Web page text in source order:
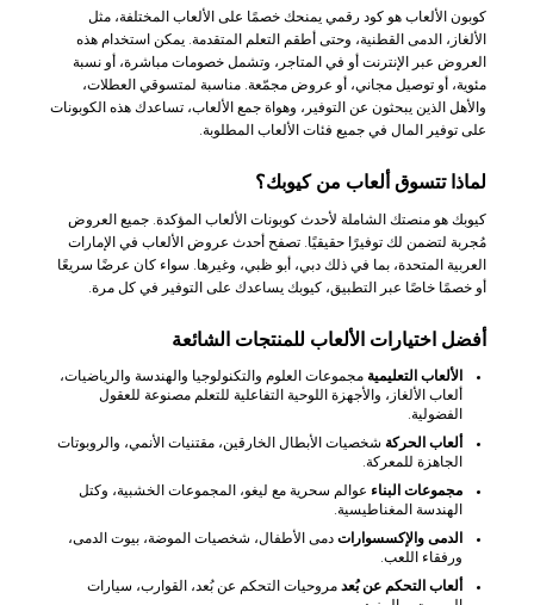
كوبون الألعاب هو كود رقمي يمنحك خصمًا على الألعاب المختلفة، مثل
الألغاز، الدمى القطنية، وحتى أطقم التعلم المتقدمة. يمكن استخدام هذه
العروض عبر الإنترنت أو في المتاجر، وتشمل خصومات مباشرة، أو نسبة
مئوية، أو توصيل مجاني، أو عروض مجمّعة. مناسبة لمتسوقي العطلات،
والأهل الذين يبحثون عن التوفير، وهواة جمع الألعاب، تساعدك هذه الكوبونات
على توفير المال في جميع فئات الألعاب المطلوبة.
لماذا تتسوق ألعاب من كيوبك؟
كيوبك هو منصتك الشاملة لأحدث كوبونات الألعاب المؤكدة. جميع العروض
مُجربة لتضمن لك توفيرًا حقيقيًا. تصفح أحدث عروض الألعاب في الإمارات
العربية المتحدة، بما في ذلك دبي، أبو ظبي، وغيرها. سواء كان عرضًا سريعًا
أو خصمًا خاصًا عبر التطبيق، كيوبك يساعدك على التوفير في كل مرة.
أفضل اختيارات الألعاب للمنتجات الشائعة
الألعاب التعليمية مجموعات العلوم والتكنولوجيا والهندسة والرياضيات،
ألعاب الألغاز، والأجهزة اللوحية التفاعلية للتعلم مصنوعة للعقول
الفضولية.
ألعاب الحركة شخصيات الأبطال الخارقين، مقتنيات الأنمي، والروبوتات
الجاهزة للمعركة.
مجموعات البناء عوالم سحرية مع ليغو، المجموعات الخشبية، وكتل
الهندسة المغناطيسية.
الدمى والإكسسوارات دمى الأطفال، شخصيات الموضة، بيوت الدمى،
ورفقاء اللعب.
ألعاب التحكم عن بُعد مروحيات التحكم عن بُعد، القوارب، سيارات